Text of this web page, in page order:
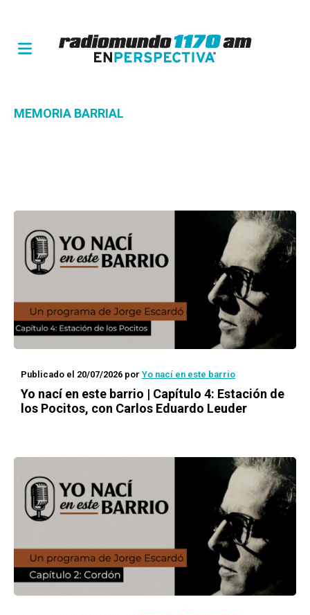
MEMORIA BARRIAL
Publicado el 20/07/2026 por Yo nací en este barrio
Yo nací en este barrio | Capítulo 4: Estación de
los Pocitos, con Carlos Eduardo Leuder